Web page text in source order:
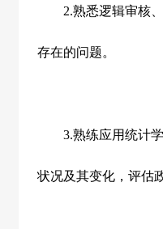
2.熟悉逻辑审核
存在的问题。
3.熟练应用统计
状况及其变化，评估